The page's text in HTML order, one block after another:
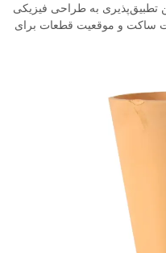
به طراحی فیزیکی
ساکت و موقعیت قطعات برای